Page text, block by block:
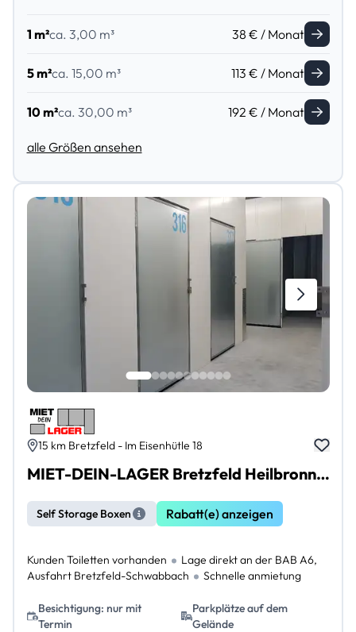
1 m²ca. 3,00 m³ 38 € / Monat
5 m²ca. 15,00 m³ 113 € / Monat
10 m²ca. 30,00 m³ 192 € / Monat
alle Größen ansehen
15 km Bretzfeld - Im Eisenhütle 18
MIET-DEIN-LAGER Bretzfeld Heilbronn bis Schwäbisch Hall
Self Storage Boxen Rabatt(e) anzeigen
Kunden Toiletten vorhanden
Lage direkt an der BAB A6,
Ausfahrt Bretzfeld-Schwabbach
Schnelle anmietung
Besichtigung: nur mit
Termin
Parkplätze auf dem
Gelände